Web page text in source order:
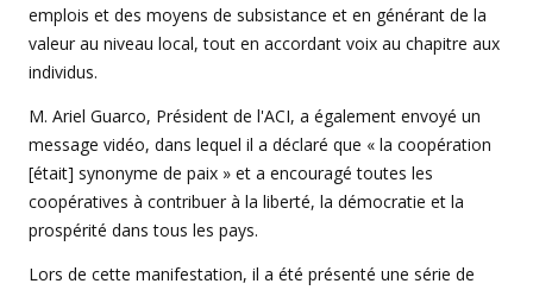
emplois et des moyens de subsistance et en générant de la
valeur au niveau local, tout en accordant voix au chapitre aux
individus.
M. Ariel Guarco, Président de l'ACI, a également envoyé un
message vidéo, dans lequel il a déclaré que « la coopération
[était] synonyme de paix » et a encouragé toutes les
coopératives à contribuer à la liberté, la démocratie et la
prospérité dans tous les pays.
Lors de cette manifestation, il a été présenté une série de